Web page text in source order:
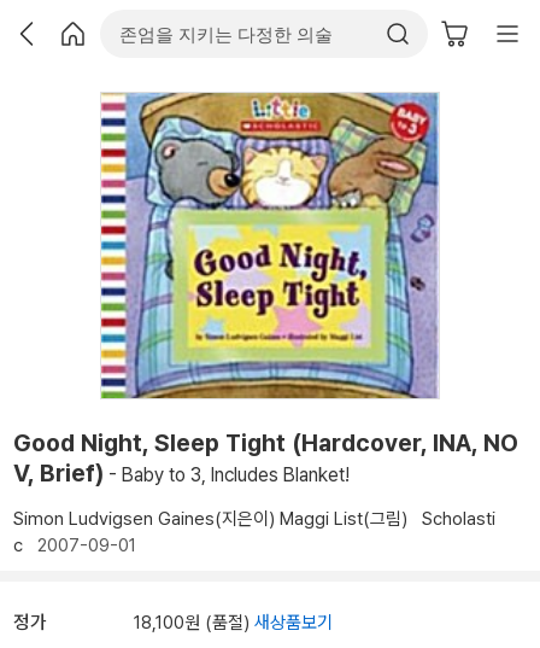
Good Night, Sleep Tight (Hardcover, INA, NO
V, Brief) - Baby to 3, Includes Blanket!
Simon Ludvigsen Gaines(지은이) Maggi List(그림)
Scholasti
c 2007-09-01
정가 18,100원 (품절) 새상품보기